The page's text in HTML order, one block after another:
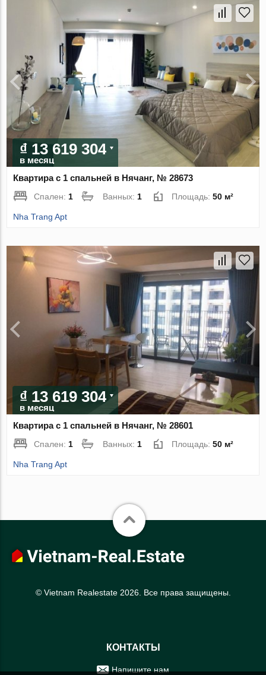
₫ 13 619 304
в месяц
Квартира с 1 спальней в Нячанг, № 28673
Спален: 1 Ванных: 1 Площадь:50 м²
Nha Trang Apt
₫ 13 619 304
в месяц
Квартира с 1 спальней в Нячанг, № 28601
Спален: 1 Ванных: 1 Площадь:50 м²
Nha Trang Apt
© Vietnam Realestate 2026. Все права защищены.
КОНТАКТЫ
Напишите нам